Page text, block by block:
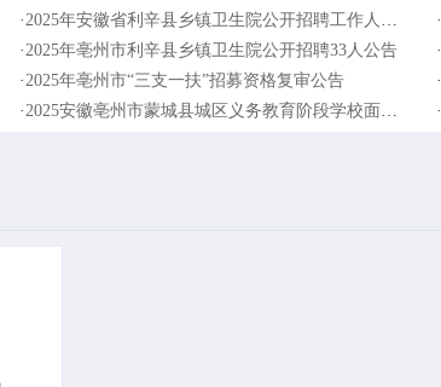
·2025年安徽省利辛县乡镇卫生院公开招聘工作人员公告 ·
·2025年亳州市利辛县乡镇卫生院公开招聘33人公告 ·
·2025年亳州市“三支一扶”招募资格复审公告 ·
·2025安徽亳州市蒙城县城区义务教育阶段学校面向农村 ·